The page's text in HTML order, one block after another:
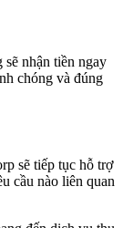
sẽ nhận tiền ngay
chóng và đúng
sẽ tiếp tục hỗ trợ
cầu nào liên quan